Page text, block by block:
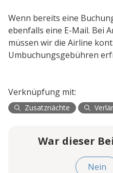
Wenn bereits eine
ebenfalls eine E-Mail. Bei
müssen wir die Airline
Umbuchungsgebühren
Verknüpfung mit:
Zusatznächte
War dieser
Nein